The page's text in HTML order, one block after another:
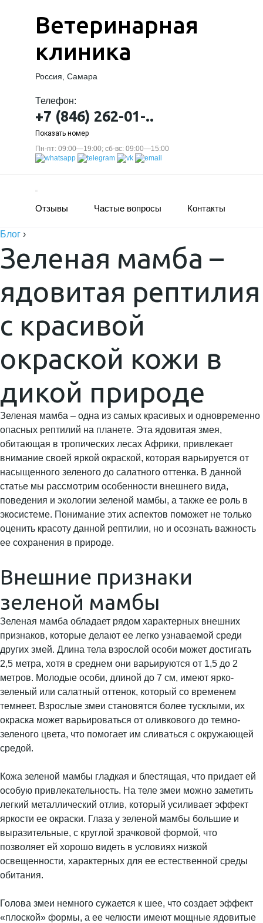
Ветеринарная
клиника
Россия, Самара
Телефон:
+7 (846) 262-01-..
Показать номер
Пн-пт: 09:00—19:00; сб-вс: 09:00—15:00
Отзывы Частые вопросы Контакты
Блог ›
Зеленая мамба –
ядовитая рептилия
с красивой
окраской кожи в
дикой природе
Зеленая мамба – одна из самых красивых и одновременно
опасных рептилий на планете. Эта ядовитая змея,
обитающая в тропических лесах Африки, привлекает
внимание своей яркой окраской, которая варьируется от
насыщенного зеленого до салатного оттенка. В данной
статье мы рассмотрим особенности внешнего вида,
поведения и экологии зеленой мамбы, а также ее роль в
экосистеме. Понимание этих аспектов поможет не только
оценить красоту данной рептилии, но и осознать важность
ее сохранения в природе.
Внешние признаки
зеленой мамбы
Зеленая мамба обладает рядом характерных внешних
признаков, которые делают ее легко узнаваемой среди
других змей. Длина тела взрослой особи может достигать
2,5 метра, хотя в среднем они варьируются от 1,5 до 2
метров. Молодые особи, длиной до 7 см, имеют ярко-
зеленый или салатный оттенок, который со временем
темнеет. Взрослые змеи становятся более тусклыми, их
окраска может варьироваться от оливкового до темно-
зеленого цвета, что помогает им сливаться с окружающей
средой.
Кожа зеленой мамбы гладкая и блестящая, что придает ей
особую привлекательность. На теле змеи можно заметить
легкий металлический отлив, который усиливает эффект
яркости ее окраски. Глаза у зеленой мамбы большие и
выразительные, с круглой зрачковой формой, что
позволяет ей хорошо видеть в условиях низкой
освещенности, характерных для ее естественной среды
обитания.
Голова змеи немного сужается к шее, что создает эффект
«плоской» формы, а ее челюсти имеют мощные ядовитые